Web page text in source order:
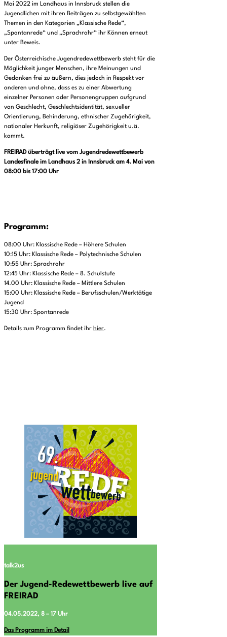
Mai 2022 im Landhaus in Innsbruck stellen die
Jugendlichen mit ihren Beiträgen zu selbstgewählten
Themen in den Kategorien „Klassische Rede“,
„Spontanrede“ und „Sprachrohr“ ihr Können erneut
unter Beweis.
Der Österreichische Jugendredewettbewerb steht für die
Möglichkeit junger Menschen, ihre Meinungen und
Gedanken frei zu äußern, dies jedoch in Respekt vor
anderen und ohne, dass es zu einer Abwertung
einzelner Personen oder Personengruppen aufgrund
von Geschlecht, Geschlechtsidentität, sexueller
Orientierung, Behinderung, ethnischer Zugehörigkeit,
nationaler Herkunft, religiöser Zugehörigkeit u.ä.
kommt.
FREIRAD überträgt live vom Jugendredewettbewerb
Landesfinale im Landhaus 2 in Innsbruck am 4. Mai von
08:00 bis 17:00 Uhr
Programm:
08:00 Uhr: Klassische Rede – Höhere Schulen
10:15 Uhr: Klassische Rede – Polytechnische Schulen
10:55 Uhr: Sprachrohr
12:45 Uhr: Klassische Rede – 8. Schulstufe
14.00 Uhr: Klassische Rede – Mittlere Schulen
15:00 Uhr: Klassische Rede – Berufsschulen/Werktätige
Jugend
15:30 Uhr: Spontanrede
Details zum Programm findet ihr hier.
talk2us
Der Jugend-Redewettbewerb live auf
FREIRAD
04.05.2022, 8 – 17 Uhr
Das Programm im Detail